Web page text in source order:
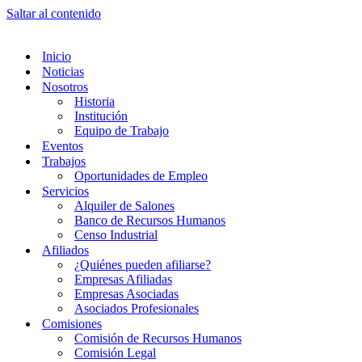
Saltar al contenido
Inicio
Noticias
Nosotros
Historia
Institución
Equipo de Trabajo
Eventos
Trabajos
Oportunidades de Empleo
Servicios
Alquiler de Salones
Banco de Recursos Humanos
Censo Industrial
Afiliados
¿Quiénes pueden afiliarse?
Empresas Afiliadas
Empresas Asociadas
Asociados Profesionales
Comisiones
Comisión de Recursos Humanos
Comisión Legal